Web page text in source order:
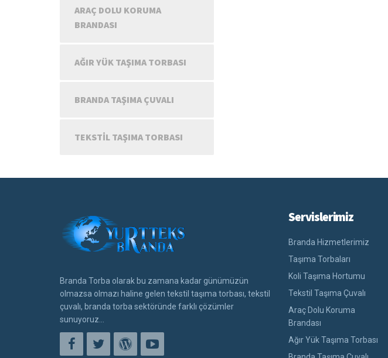
ARAÇ DOLU KORUMA
BRANDASI
AĞIR YÜK TAŞIMA TORBASI
BRANDA TAŞIMA ÇUVALI
TEKSTIL TAŞIMA TORBASI
Branda Torba olarak bu zamana kadar günümüzün
olmazsa olmazı haline gelen tekstil taşıma torbası, tekstil
çuvalı, branda torba sektöründe farklı çözümler
sunuyoruz...
Servislerimiz
Branda Hizmetlerimiz
Taşıma Torbaları
Koli Taşıma Hortumu
Tekstil Taşıma Çuvalı
Araç Dolu Koruma
Brandası
Ağır Yük Taşıma Torbası